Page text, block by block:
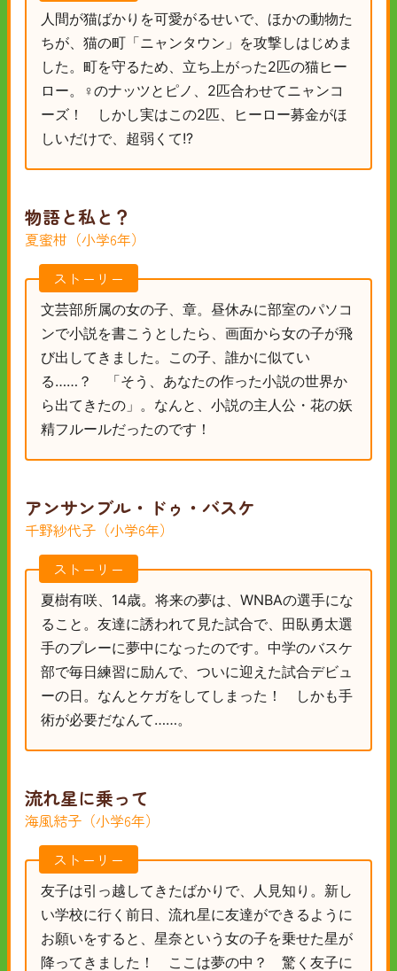
人間が猫ばかりを可愛がるせいで、ほかの動物た
ちが、猫の町「ニャンタウン」を攻撃しはじめま
した。町を守るため、立ち上がった2匹の猫ヒー
ロー。♀のナッツとピノ、2匹合わせてニャンコ
ーズ！ しかし実はこの2匹、ヒーロー募金がほ
しいだけで、超弱くて!?
物語と私と？
夏蜜柑（小学6年）
ストーリー
文芸部所属の女の子、章。昼休みに部室のパソコ
ンで小説を書こうとしたら、画面から女の子が飛
び出してきました。この子、誰かに似てい
る……？ 「そう、あなたの作った小説の世界か
ら出てきたの」。なんと、小説の主人公・花の妖
精フルールだったのです！
アンサンブル・ドゥ・バスケ
千野紗代子（小学6年）
ストーリー
夏樹有咲、14歳。将来の夢は、WNBAの選手にな
ること。友達に誘われて見た試合で、田臥勇太選
手のプレーに夢中になったのです。中学のバスケ
部で毎日練習に励んで、ついに迎えた試合デビュ
ーの日。なんとケガをしてしまった！ しかも手
術が必要だなんて……。
流れ星に乗って
海風結子（小学6年）
ストーリー
友子は引っ越してきたばかりで、人見知り。新し
い学校に行く前日、流れ星に友達ができるように
お願いをすると、星奈という女の子を乗せた星が
降ってきました！ ここは夢の中？ 驚く友子に